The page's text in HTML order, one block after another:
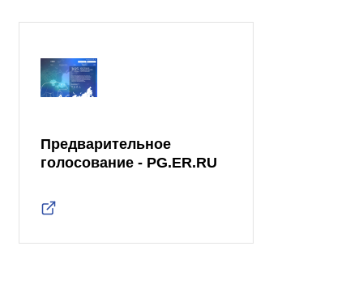
Предварительное
голосование - PG.ER.RU